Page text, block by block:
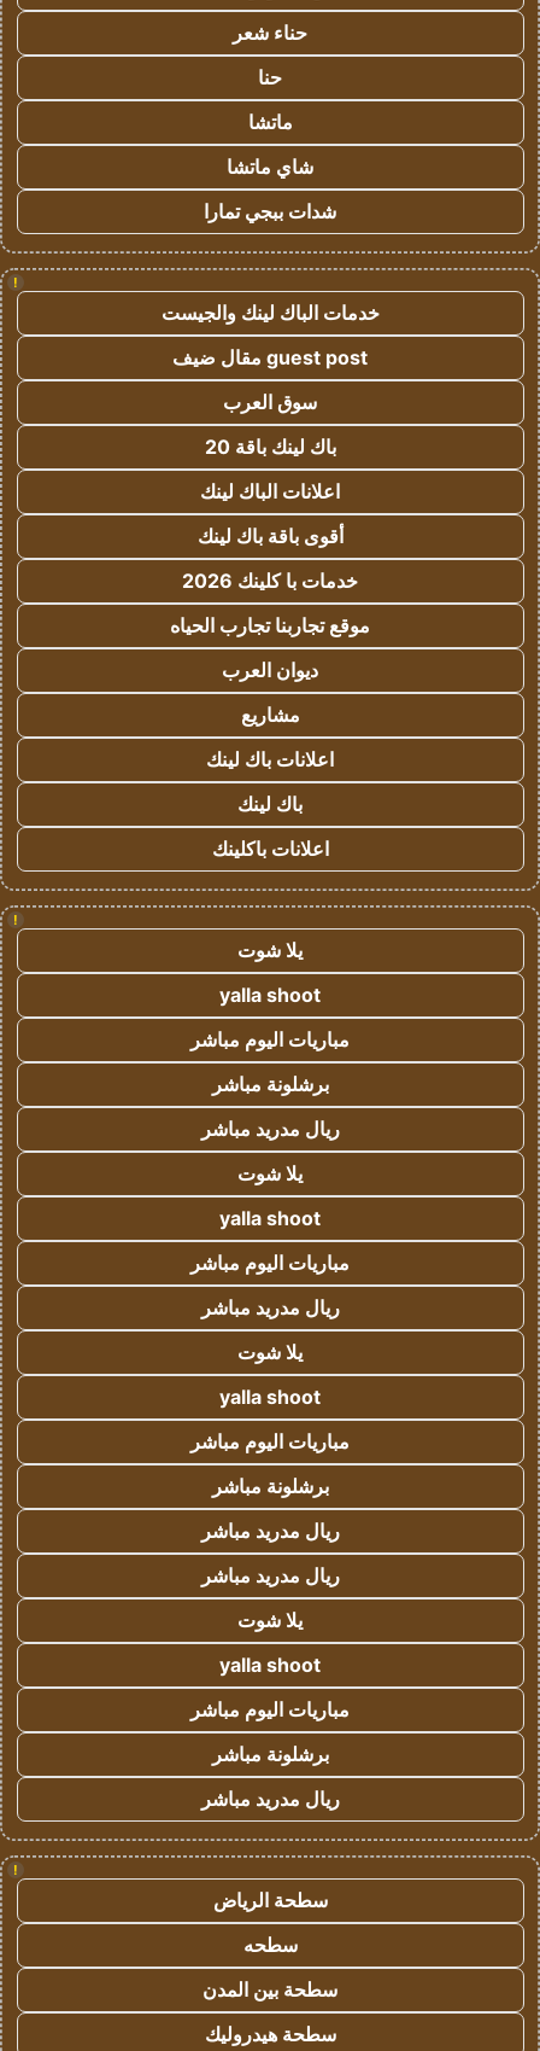
حناء شعر
حنا
ماتشا
شاي ماتشا
شدات ببجي تمارا
!
خدمات الباك لينك والجيست
guest post مقال ضيف
سوق العرب
باك لينك باقة 20
اعلانات الباك لينك
أقوى باقة باك لينك
خدمات با كلينك 2026
موقع تجاربنا تجارب الحياه
ديوان العرب
مشاريع
اعلانات باك لينك
باك لينك
اعلانات باكلينك
!
يلا شوت
yalla shoot
مباريات اليوم مباشر
برشلونة مباشر
ريال مدريد مباشر
يلا شوت
yalla shoot
مباريات اليوم مباشر
ريال مدريد مباشر
يلا شوت
yalla shoot
مباريات اليوم مباشر
برشلونة مباشر
ريال مدريد مباشر
ريال مدريد مباشر
يلا شوت
yalla shoot
مباريات اليوم مباشر
برشلونة مباشر
ريال مدريد مباشر
!
سطحة الرياض
سطحه
سطحة بين المدن
سطحة هيدروليك